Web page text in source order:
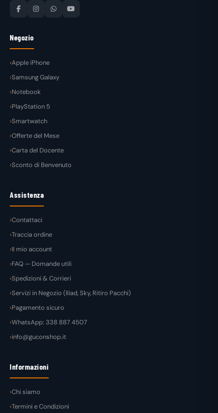
Negozio
Apple iPhone
Samsung Galaxy
Notebook
PlayStation 5
Smartwatch
Offerte del Mese
Carta del Docente
Sconto di Benvenuto
Assistenza
Contattaci
Traccia ordine
Il mio account
FAQ — Domande utili
Spedizioni & Corrieri
Servizi in Negozio (Iliad, Sky, Ritiro Pacchi)
Pagamento sicuro
WhatsApp: 338 887 4507
info@guconshop.it
Informazioni
Chi siamo
Termini e Condizioni